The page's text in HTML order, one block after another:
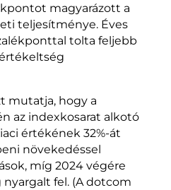
magyarázott a
teljesítménye. Éves
tolta feljebb
mutatja, hogy a
az indexkosarat alkotó
értékének 32%-át
növekedéssel
míg 2024 végére
nyargalt fel. (A dotcom